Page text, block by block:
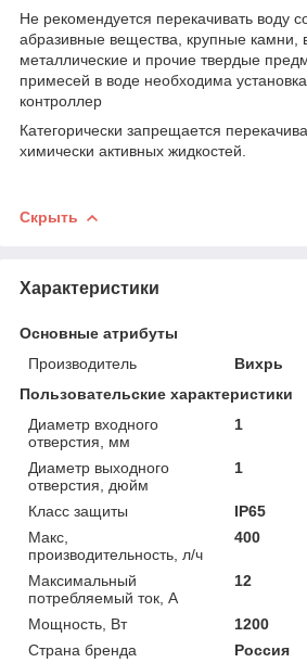
Не рекомендуется перекачивать воду
абразивные вещества, крупные камни,
металлические и прочие твердые
примесей в воде необходима
контроллер
Категорически запрещается
химически активных жидкостей.
Скрыть
Характеристики
Основные атрибуты
Производитель
Вихрь
Пользовательские характеристики
Диаметр входного
отверстия, мм
1
Диаметр выходного
отверстия, дюйм
1
Класс защиты
IP65
Макс,
производительность, л/ч
400
Максимальный
потребляемый ток, А
12
Мощность, Вт
1200
Страна бренда
Россия